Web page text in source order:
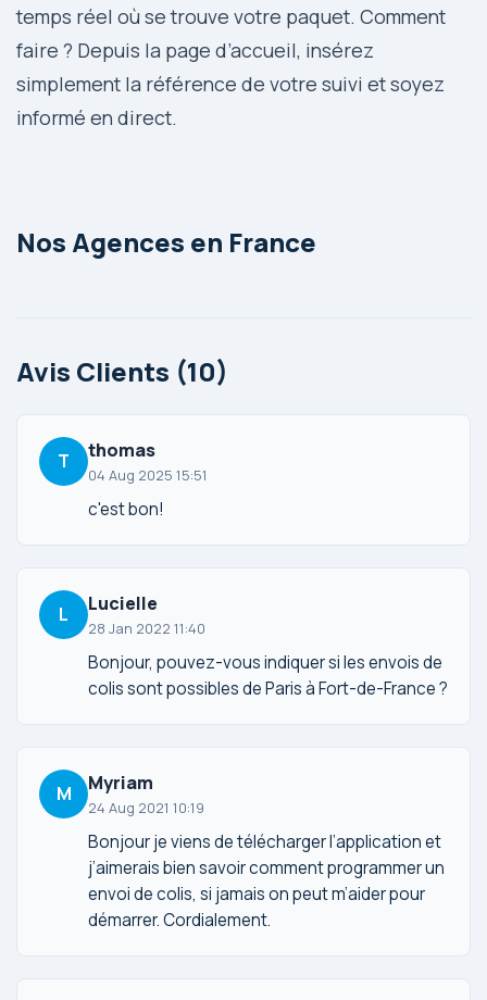
temps réel où se trouve votre paquet. Comment
faire ? Depuis la page d’accueil, insérez
simplement la référence de votre suivi et soyez
informé en direct.
Nos Agences en France
Avis Clients (10)
T thomas
04 Aug 2025 15:51
c'est bon!
L Lucielle
28 Jan 2022 11:40
Bonjour, pouvez-vous indiquer si les envois de
colis sont possibles de Paris à Fort-de-France ?
M Myriam
24 Aug 2021 10:19
Bonjour je viens de télécharger l’application et
j’aimerais bien savoir comment programmer un
envoi de colis, si jamais on peut m’aider pour
démarrer. Cordialement.